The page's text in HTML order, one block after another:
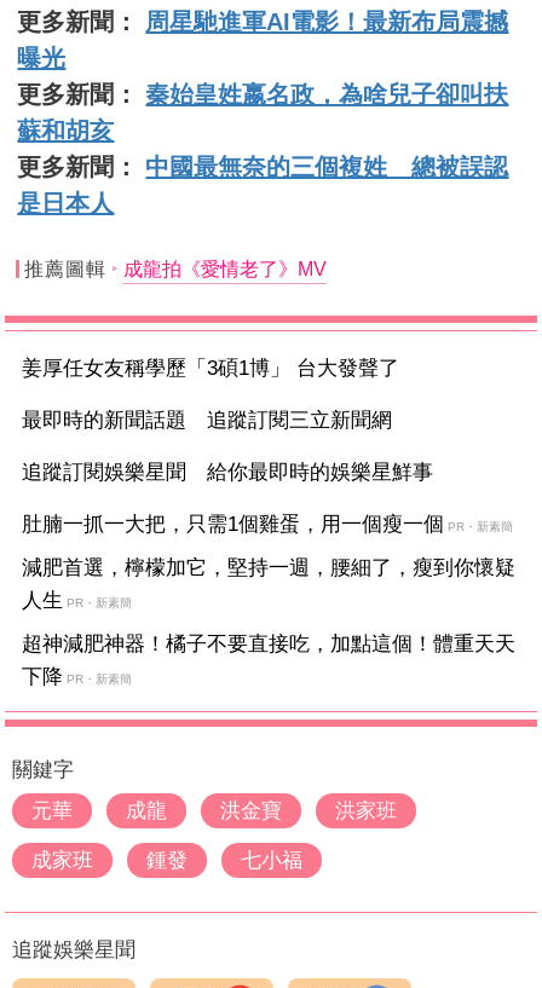
更多新聞： 周星馳進軍AI電影！最新布局震撼
曝光
更多新聞： 秦始皇姓嬴名政，為啥兒子卻叫扶
蘇和胡亥
更多新聞： 中國最無奈的三個複姓 總被誤認
是日本人
推薦圖輯 成龍拍《愛情老了》MV
姜厚任女友稱學歷「3碩1博」 台大發聲了
最即時的新聞話題 追蹤訂閱三立新聞網
追蹤訂閱娛樂星聞 給你最即時的娛樂星鮮事
肚腩一抓一大把，只需1個雞蛋，用一個瘦一個 PR・新素簡
減肥首選，檸檬加它，堅持一週，腰細了，瘦到你懷疑
人生 PR・新素簡
超神減肥神器！橘子不要直接吃，加點這個！體重天天
下降 PR・新素簡
關鍵字
元華
成龍 洪金寶 洪家班
成家班 鍾發 七小福
追蹤娛樂星聞